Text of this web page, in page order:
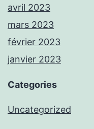
avril 2023
mars 2023
février 2023
janvier 2023
Categories
Uncategorized